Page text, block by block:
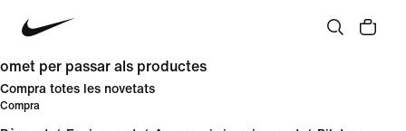
omet per passar als productes
Compra totes les novetats
Compra